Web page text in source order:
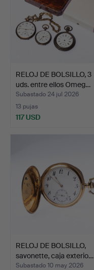
RELOJ DE BOLSILLO, 3
uds. entre ellos Omeg…
Subastado 24 jul 2026
13 pujas
117 USD
RELOJ DE BOLSILLO,
savonette, caja exterio…
Subastado 10 may 2026